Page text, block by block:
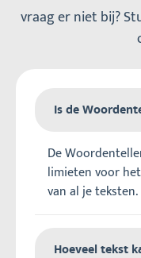
vraag er niet bij?
Is de
De
limieten voor
van al je teksten.
Hoeveel tekst